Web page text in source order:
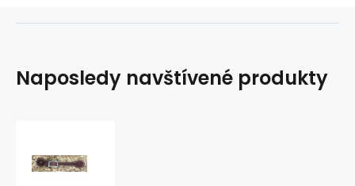
Naposledy navštívené produkty